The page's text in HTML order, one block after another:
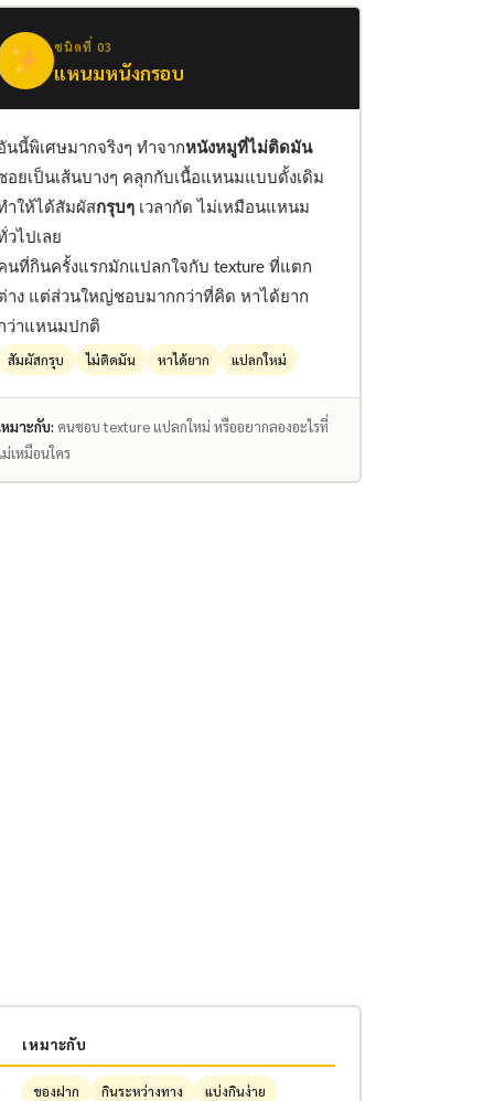
ชนิดที่ 03
แหนมหนังกรอบ
นนี้พิเศษมากจริงๆ ทำจากหนังหมูที่ไม่ติดมัน
อยเป็นเส้นบางๆ คลุกกับเนื้อแหนมแบบดั้งเดิม
ำให้ได้สัมผัสกรุบๆเวลากัด ไม่เหมือนแหนม
วไปเลย
นที่กินครั้งแรกมักแปลกใจกับ texture ที่แตก
าง แต่ส่วนใหญ่ชอบมากกว่าที่คิด หาได้ยาก
ว่าแหนมปกติ
สัมผัสกรุบ ไม่ติดมัน หาได้ยาก แปลกใหม่
หมาะกับ: คนชอบ texture แปลกใหม่ หรืออยากลองอะไรที่
ม่เหมือนใคร
เหมาะกับ
ของฝาก กินระหว่างทาง
แบ่งกินง่าย